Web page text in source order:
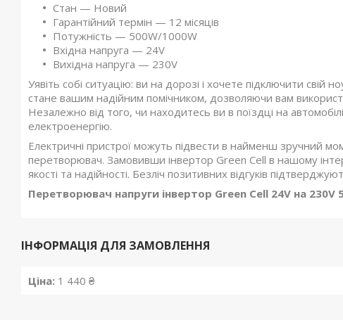
Стан — Новий
Гарантійний термін — 12 місяців
Потужність — 500W/1000W
Вхідна напруга — 24V
Вихідна напруга — 230V
Уявіть собі ситуацію: ви на дорозі і хочете підключити
стане вашим надійним помічником, дозволяючи вам
Незалежно від того, чи находитесь ви в поїздці на
електроенергію.
Електричні пристрої можуть підвести в найменш зручний
перетворювач. Замовивши інвертор Green Cell в нашому
якості та надійності. Безліч позитивних відгуків
Перетворювач напруги інвертор Green Cell 24V на 230V
ІНФОРМАЦІЯ ДЛЯ ЗАМОВЛЕННЯ
Ціна: 1 440 ₴